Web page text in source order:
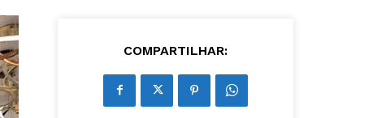
COMPARTILHAR: